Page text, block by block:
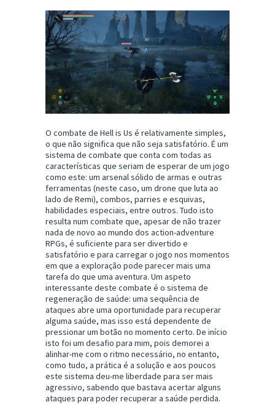
O combate de Hell is Us é relativamente simples,
o que não significa que não seja satisfatório. É um
sistema de combate que conta com todas as
características que seriam de esperar de um jogo
como este: um arsenal sólido de armas e outras
ferramentas (neste caso, um drone que luta ao
lado de Remi), combos, parries e esquivas,
habilidades especiais, entre outros. Tudo isto
resulta num combate que, apesar de não trazer
nada de novo ao mundo dos action-adventure
RPGs, é suficiente para ser divertido e
satisfatório e para carregar o jogo nos momentos
em que a exploração pode parecer mais uma
tarefa do que uma aventura. Um aspeto
interessante deste combate é o sistema de
regeneração de saúde: uma sequência de
ataques abre uma oportunidade para recuperar
alguma saúde, mas isso está dependente de
pressionar um botão no momento certo. De início
isto foi um desafio para mim, pois demorei a
alinhar-me com o ritmo necessário, no entanto,
como tudo, a prática é a solução e aos poucos
este sistema deu-me liberdade para ser mais
agressivo, sabendo que bastava acertar alguns
ataques para poder recuperar a saúde perdida.